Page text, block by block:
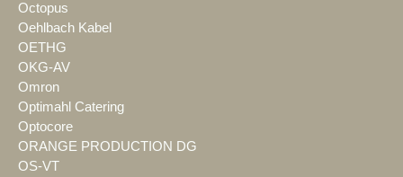
Octopus
Oehlbach Kabel
OETHG
OKG-AV
Omron
Optimahl Catering
Optocore
ORANGE PRODUCTION DG
OS-VT